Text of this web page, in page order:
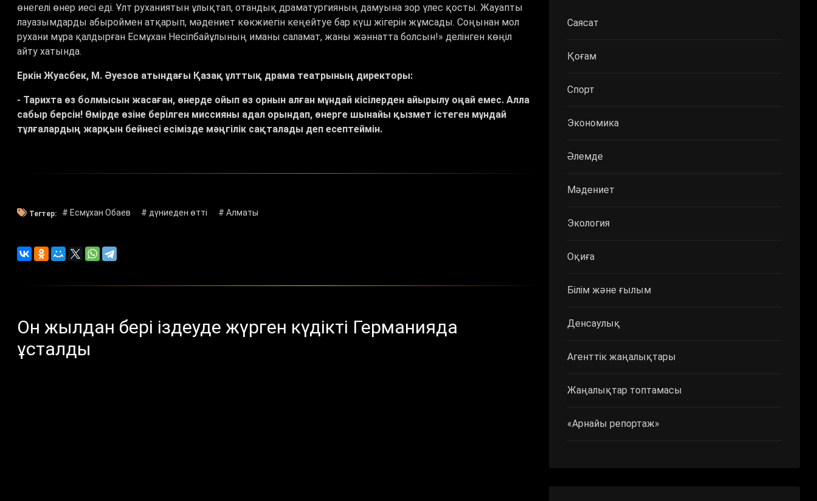
өнегелі өнер иесі еді. Ұлт руханиятын ұлықтап, отандық драматургияның дамуына зор үлес қосты. Жауапты
лауазымдарды абыроймен атқарып, мәдениет көкжиегін кеңейтуе бар күш жігерін жұмсады. Соңынан мол
рухани мұра қалдырған Есмұхан Несіпбайұлының иманы саламат, жаны жәннатта болсын!» делінген көңіл
айту хатында.
Еркін Жуасбек, М. Әуезов атындағы Қазақ ұлттық драма театрының директоры:
- Тарихта өз болмысын жасаған, өнерде ойып өз орнын алған мұндай кісілерден айырылу оңай емес. Алла
сабыр берсін! Өмірде өзіне берілген миссияны адал орындап, өнерге шынайы қызмет істеген мұндай
тұлғалардың жарқын бейнесі есімізде мәңгілік сақталады деп есептеймін.
Тегтер: # Есмұхан Обаев # дүниеден өтті # Алматы
Он жылдан бері іздеуде жүрген күдікті Германияда
ұсталды
Саясат
Қоғам
Спорт
Экономика
Әлемде
Мәдениет
Экология
Оқиға
Білім және ғылым
Денсаулық
Агенттік жаңалықтары
Жаңалықтар топтамасы
«Арнайы репортаж»